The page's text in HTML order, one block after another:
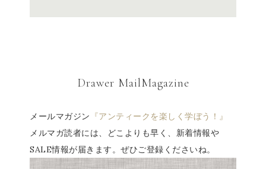
Drawer MailMagazine
メールマガジン 『アンティークを楽しく学ぼう！』
メルマガ読者には、どこよりも早く、新着情報や
SALE情報が届きます。ぜひご登録くださいね。